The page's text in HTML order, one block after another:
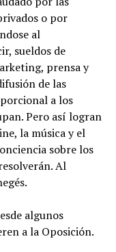
o por
al
sueldos de
prensa y
de las
a los
Pero así logran
la música y el
sobre los
Al
algunos
a la Oposición.